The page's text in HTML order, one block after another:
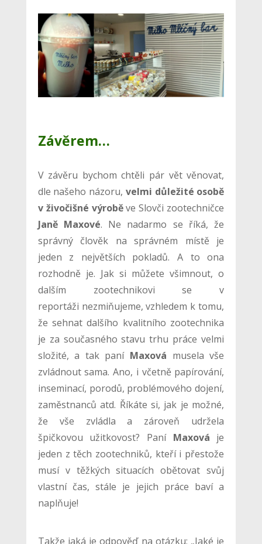
Závěrem…
V závěru bychom chtěli pár vět věnovat,
dle našeho názoru, velmi důležité osobě
v živočišné výroběve Slovči zootechničce
Janě Maxové. Ne nadarmo se říká, že
správný člověk na správném místě je
jeden z největších pokladů. A to ona
rozhodně je. Jak si můžete všimnout, o
dalším zootechnikovi se v
reportáži nezmiňujeme, vzhledem k tomu,
že sehnat dalšího kvalitního zootechnika
je za současného stavu trhu práce velmi
složité, a tak paní Maxová musela vše
zvládnout sama. Ano, i včetně papírování,
inseminací, porodů, problémového dojení,
zaměstnanců atd. Říkáte si, jak je možné,
že vše zvládla a zároveň udržela
špičkovou užitkovost? Paní Maxová je
jeden z těch zootechniků, kteří i přestože
musí v těžkých situacích obětovat svůj
vlastní čas, stále je jejich práce baví a
naplňuje!
Takže jaká je odpověď na otázku: „Jaké je